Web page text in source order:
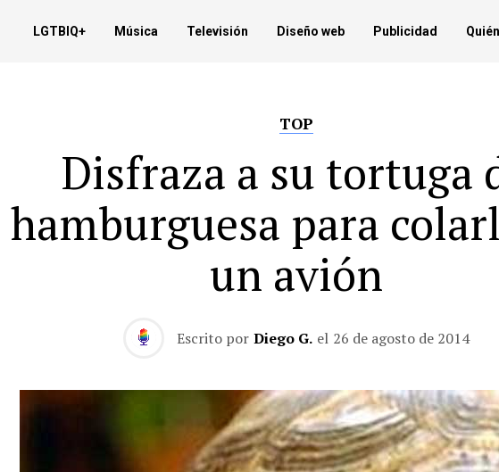
LGTBIQ+ Música Televisión Diseño web Publicidad
TOP
Disfraza a su tortuga
hamburguesa para
un avión
Escrito por Diego G. el 26 de agosto de 2014